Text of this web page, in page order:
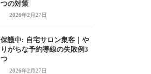
つの対策
2026年2月27日
保護中: 自宅サロン集客｜や
りがちな予約導線の失敗例3
つ
2026年2月27日